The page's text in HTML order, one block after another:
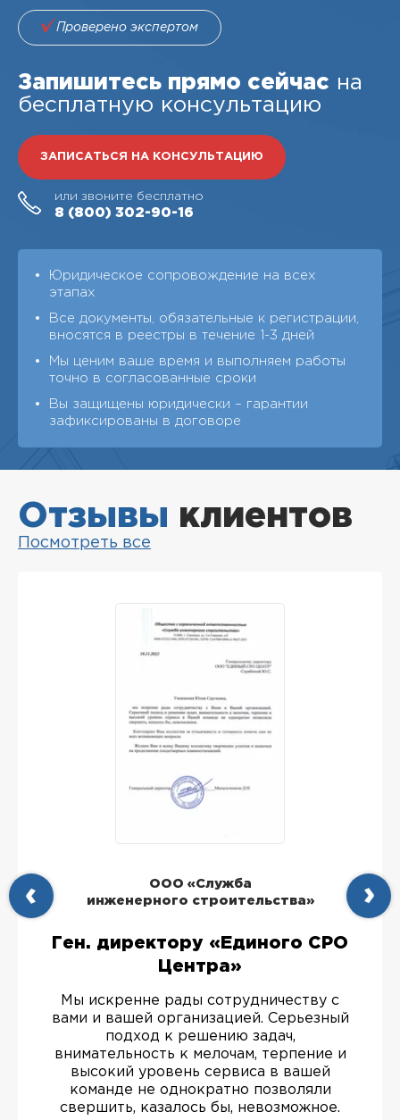
Проверено экспертом
Запишитесь прямо сейчас на
бесплатную консультацию
ЗАПИСАТЬСЯ НА КОНСУЛЬТАЦИЮ
или звоните бесплатно
8 (800) 302-90-16
Юридическое сопровождение на всех
этапах
Все документы, обязательные к регистрации,
вносятся в реестры в течение 1-3 дней
Мы ценим ваше время и выполняем работы
точно в согласованные сроки
Вы защищены юридически – гарантии
зафиксированы в договоре
Отзывы клиентов
Посмотреть все
ООО «Служба
инженерного строительства»
Ген. директору «Единого СРО
Центра»
Мы искренне рады сотрудничеству с
вами и вашей организацией. Серьезный
подход к решению задач,
внимательность к мелочам, терпение и
высокий уровень сервиса в вашей
команде не однократно позволяли
свершить, казалось бы, невозможное.